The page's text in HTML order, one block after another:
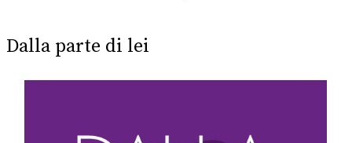
Dalla parte di lei